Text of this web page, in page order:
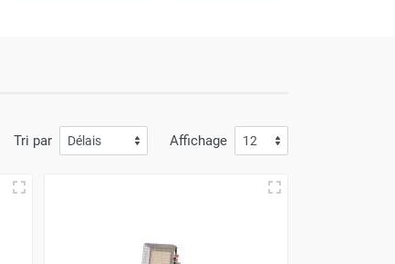
Tri par Affichage